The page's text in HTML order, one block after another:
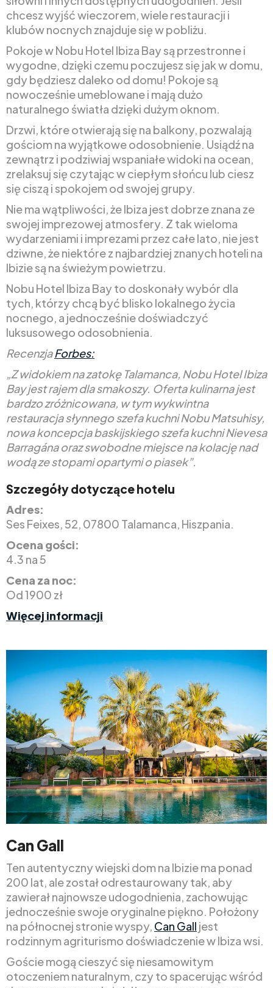
chcesz wyjść wieczorem, wiele restauracji i
klubów nocnych znajduje się w pobliżu.
Pokoje w Nobu Hotel Ibiza Bay są przestronne i
wygodne, dzięki czemu poczujesz się jak w domu,
gdy będziesz daleko od domu! Pokoje są
nowocześnie umeblowane i mają dużo
naturalnego światła dzięki dużym oknom.
Drzwi, które otwierają się na balkony, pozwalają
gościom na wyjątkowe odosobnienie. Usiądź na
zewnątrz i podziwiaj wspaniałe widoki na ocean,
zrelaksuj się czytając w ciepłym słońcu lub ciesz
się ciszą i spokojem od swojej grupy.
Nie ma wątpliwości, że Ibiza jest dobrze znana ze
swojej imprezowej atmosfery. Z tak wieloma
wydarzeniami i imprezami przez całe lato, nie jest
dziwne, że niektóre z najbardziej znanych hoteli na
Ibizie są na świeżym powietrzu.
Nobu Hotel Ibiza Bay to doskonały wybór dla
tych, którzy chcą być blisko lokalnego życia
nocnego, a jednocześnie doświadczyć
luksusowego odosobnienia.
RecenzjaForbes:
„Z widokiem na zatokę Talamanca, Nobu Hotel Ibiza
Bay jest rajem dla smakoszy. Oferta kulinarna jest
bardzo zróżnicowana, w tym wykwintna
restauracja słynnego szefa kuchni Nobu Matsuhisy,
nowa koncepcja baskijskiego szefa kuchni Nievesa
Barragána oraz swobodne miejsce na kolację nad
wodą ze stopami opartymi o piasek”.
Szczegóły dotyczące hotelu
Adres:
Ses Feixes, 52, 07800 Talamanca, Hiszpania.
Ocena gości:
4.3 na 5
Cena za noc:
Od 1900 zł
Więcej informacji
Can Gall
Ten autentyczny wiejski dom na Ibizie ma ponad
200 lat, ale został odrestaurowany tak, aby
zawierał najnowsze udogodnienia, zachowując
jednocześnie swoje oryginalne piękno. Położony
na północnej stronie wyspy, Can Gall jest
rodzinnym agriturismo doświadczenie w Ibiza wsi.
Goście mogą cieszyć się niesamowitym
otoczeniem naturalnym, czy to spacerując wśród